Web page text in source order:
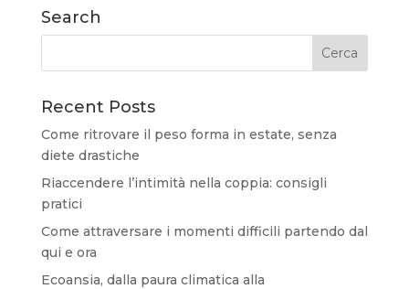
Search
Recent Posts
Come ritrovare il peso forma in estate, senza
diete drastiche
Riaccendere l’intimità nella coppia: consigli
pratici
Come attraversare i momenti difficili partendo dal
qui e ora
Ecoansia, dalla paura climatica alla